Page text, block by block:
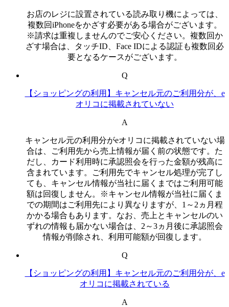
お店のレジに設置されている読み取り機によっては、
複数回iPhoneをかざす必要がある場合がございます。
※請求は重複しませんのでご安心ください。複数回か
ざす場合は、タッチID、Face IDによる認証も複数回必
要となるケースがございます。
Q
【ショッピングの利用】キャンセル元のご利用分が、e
オリコに掲載されていない
A
キャンセル元の利用分がeオリコに掲載されていない場
合は、ご利用先から売上情報が届く前の状態です。た
だし、カード利用時に承認照会を行った金額が残高に
含まれています。ご利用先でキャンセル処理が完了し
ても、キャンセル情報が当社に届くまではご利用可能
額は回復しません。※キャンセル情報が当社に届くま
での期間はご利用先により異なりますが、1～2ヵ月程
かかる場合もあります。なお、売上とキャンセルのい
ずれの情報も届かない場合は、2～3ヵ月後に承認照会
情報が削除され、利用可能額が回復します。
Q
【ショッピングの利用】キャンセル元のご利用分が、e
オリコに掲載されている
A